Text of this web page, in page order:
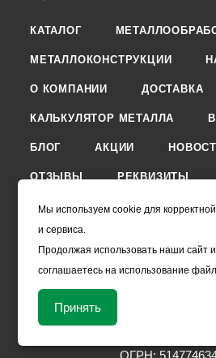
КАТАЛОГ
МЕТАЛЛОКОНСТРУКЦИИ
О КОМПАНИИ ДОСТАВКА
КАЛЬКУЛЯТОР МЕТАЛЛА
БЛОГ АКЦИИ
ОТЗЫВЫ РЕКВИЗИТЫ
ОПЛАТЫ
ПРАВИЛА ВОЗВРАТА ТОВАРА И
этаж 1, помещение XII, ком.1-
ОГРН:
Мы используем cookie для
и сервиса.
Продолжая использовать наши сайт
соглашаетесь на использование
Принять